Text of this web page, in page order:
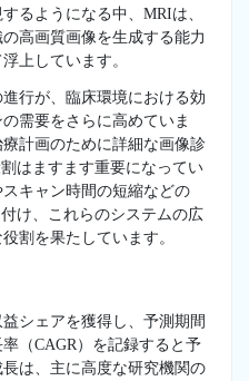
るようになる中、MRIは、
高画質画像を生成する能力
上しています。
行が、臨床環境における効
需要をさらに高めていま
計画のために詳細な画像診
はますます重要になってい
キャン時間の短縮などの
け、これらのシステムの広
割を果たしています。
シェアを獲得し、予測期間
（CAGR）を記録すると予
は、主に高度な研究機関の